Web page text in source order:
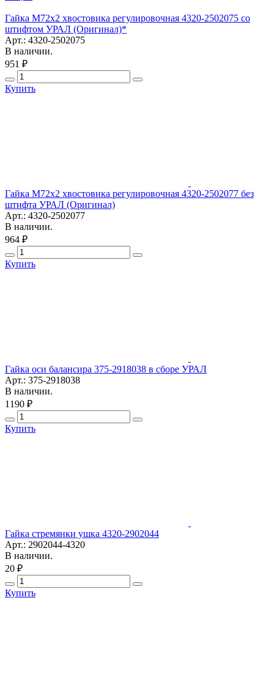
Гайка М72х2 хвостовика регулировочная 4320-2502075 со
штифтом УРАЛ (Оригинал)*
Арт.: 4320-2502075
В наличии.
951 ₽
Купить
Гайка М72х2 хвостовика регулировочная 4320-2502077 без
штифта УРАЛ (Оригинал)
Арт.: 4320-2502077
В наличии.
964 ₽
Купить
Гайка оси балансира 375-2918038 в сборе УРАЛ
Арт.: 375-2918038
В наличии.
1190 ₽
Купить
Гайка стремянки ушка 4320-2902044
Арт.: 2902044-4320
В наличии.
20 ₽
Купить